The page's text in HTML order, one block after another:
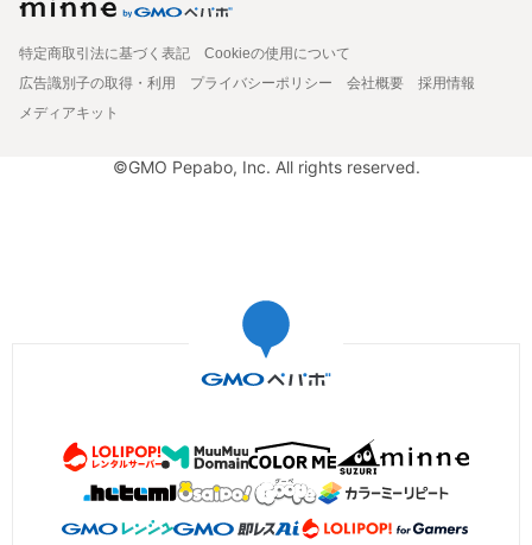
特定商取引法に基づく表記
Cookieの使用について
広告識別子の取得・利用
プライバシーポリシー 会社概要
採用情報
メディアキット
©GMO Pepabo, Inc. All rights reserved.